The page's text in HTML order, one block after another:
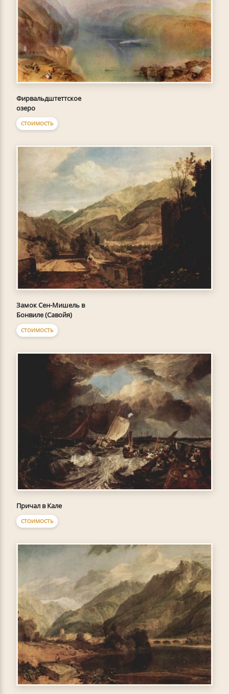
Фирвальдштеттское
озеро
СТОИМОСТЬ
Замок Сен-Мишель в
Бонвиле (Савойя)
СТОИМОСТЬ
Причал в Кале
СТОИМОСТЬ